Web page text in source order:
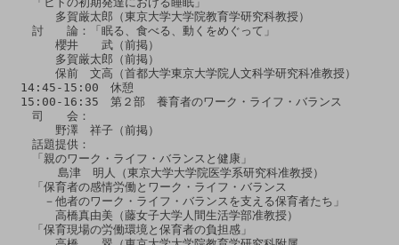
多賀厳太郎（東京大学大学院教育学研究科教授）
討　　論：「眠る、食べる、動くをめぐって」
櫻井　　武（前掲）
多賀厳太郎（前掲）
保前　文高（首都大学東京大学院人文科学研究科准教授）
14:45-15:00　休憩
15:00-16:35　第２部　養育者のワーク・ライフ・バランス
司　　会：
野澤　祥子（前掲）
話題提供：
「親のワーク・ライフ・バランスと健康」
「保育者の感情労働とワーク・ライフ・バランス
－他者のワーク・ライフ・バランスを支える保育者たち」
高橋真由美（藤女子大学人間生活学部准教授）
「保育現場の労働環境と保育者の負担感」